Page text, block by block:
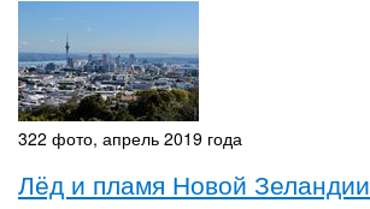
322 фото, апрель 2019 года
Лёд и пламя Новой Зеландии